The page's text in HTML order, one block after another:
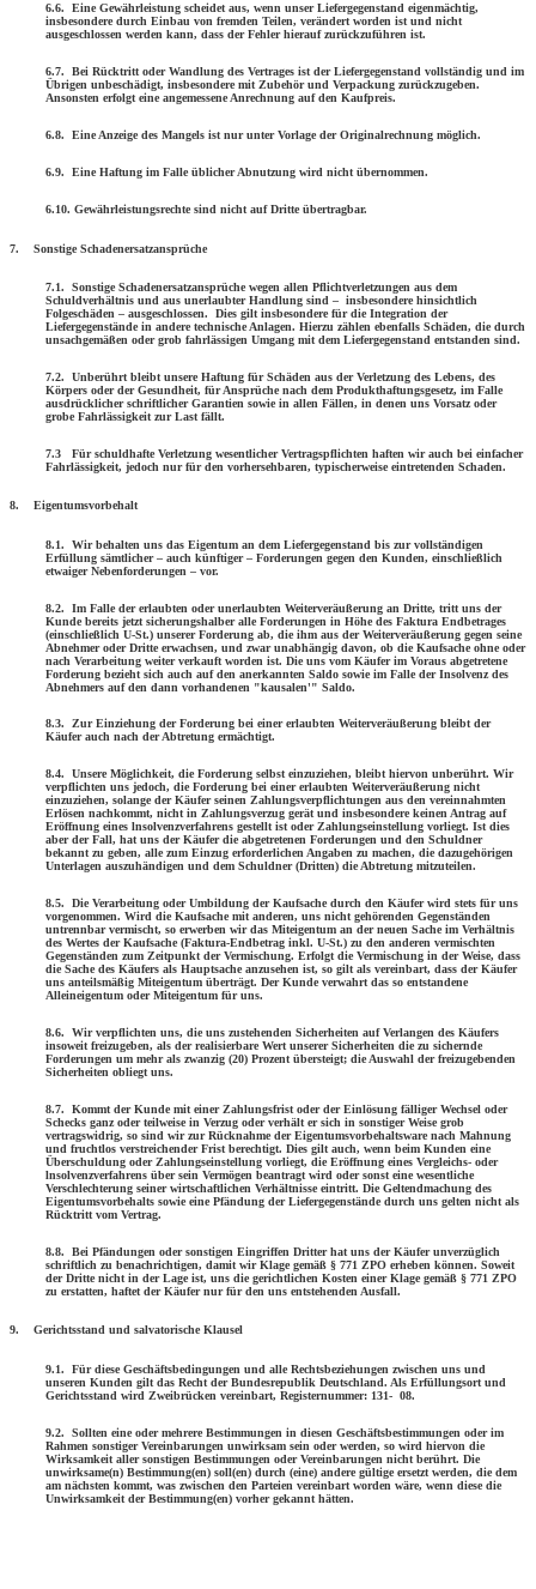
6.6. Eine Gewährleistung scheidet aus, wenn unser Liefergegenstand eigen­mächtig,
insbesondere durch Einbau von fremden Teilen, verändert worden ist und nicht
ausgeschlossen werden kann, dass der Fehler hierauf zurückzuführen ist.
6.7. Bei Rücktritt oder Wandlung des Vertrages ist der Liefergegenstand vollständig und im
Übrigen unbeschädigt, insbesondere mit Zubehör und Verpackung zurückzugeben.
Ansonsten erfolgt eine angemessene Anrechnung auf den Kaufpreis.
6.8. Eine Anzeige des Mangels ist nur unter Vorlage der Originalrechnung möglich.
6.9. Eine Haftung im Falle üblicher Abnutzung wird nicht übernommen.
6.10. Gewährleistungsrechte sind nicht auf Dritte übertragbar.
7. Sonstige Schadenersatzansprüche
7.1. Sonstige Schadenersatzansprüche wegen allen Pflichtverletzungen aus dem
Schuldverhältnis und aus unerlaubter Handlung sind – insbesondere hinsichtlich
Folgeschäden – ausgeschlossen. Dies gilt insbesondere für die Integration der
Liefergegenstände in andere technische Anlagen. Hierzu zählen ebenfalls Schäden, die durch
unsachgemäßen oder grob fahrlässigen Umgang mit dem Liefer­gegenstand entstanden sind.
7.2. Unberührt bleibt unsere Haftung für Schäden aus der Verletzung des Lebens, des
Körpers oder der Gesundheit, für Ansprüche nach dem Produkthaftungsgesetz, im Falle
ausdrücklicher schriftlicher Garantien sowie in allen Fällen, in denen uns Vorsatz oder
grobe Fahrlässigkeit zur Last fällt.
7.3 Für schuldhafte Verletzung wesentlicher Vertragspflichten haften wir auch bei einfacher
Fahrlässigkeit, jedoch nur für den vorhersehbaren, typischerweise eintretenden Schaden.
8. Eigentumsvorbehalt
8.1. Wir behalten uns das Eigentum an dem Liefergegenstand bis zur vollständigen
Erfüllung sämtlicher – auch künftiger – Forderungen gegen den Kunden, einschließlich
etwaiger Nebenforderungen – vor.
8.2. Im Falle der erlaubten oder unerlaubten Weiterveräußerung an Dritte, tritt uns der
Kunde bereits jetzt sicherungshalber alle Forderungen in Höhe des Faktura Endbetrages
(einschließlich U-St.) unserer Forderung ab, die ihm aus der Weiterveräußerung gegen seine
Abnehmer oder Dritte erwach­sen, und zwar unabhängig davon, ob die Kaufsache ohne oder
nach Verarbeitung weiter verkauft worden ist. Die uns vom Käufer im Voraus abgetretene
Forderung bezieht sich auch auf den aner­kann­ten Saldo sowie im Falle der Insolvenz des
Abnehmers auf den dann vorhandenen "kausalen'" Saldo.
8.3. Zur Einziehung der Forderung bei einer erlaubten Weiterveräußerung bleibt der
Käufer auch nach der Abtretung ermächtigt.
8.4. Unsere Möglichkeit, die Forderung selbst einzuziehen, bleibt hiervon unberührt. Wir
verpflichten uns jedoch, die Forderung bei einer erlaub­ten Weiterveräußerung nicht
einzuziehen, solange der Käufer seinen Zahlungsverpflichtungen aus den vereinnahmten
Erlösen nach­­kommt, nicht in Zahlungsverzug gerät und insbesondere keinen Antrag auf
Eröffnung eines lnsolvenzverfahrens gestellt ist oder Zahlungs­­einstellung vorliegt. Ist dies
aber der Fall, hat uns der Käufer die abgetretenen Forderungen und den Schuldner
bekannt zu geben, alle zum Einzug erforderlichen Angaben zu machen, die dazugehörigen
Unterlagen auszuhändigen und dem Schuldner (Dritten) die Abtretung mitzuteilen.
8.5. Die Verarbeitung oder Umbildung der Kaufsache durch den Käufer wird stets für uns
vorgenommen. Wird die Kaufsache mit anderen, uns nicht gehörenden Gegen­stän­den
untrennbar vermischt, so erwerben wir das Miteigentum an der neuen Sache im Verhältnis
des Wertes der Kaufsache (Faktura-Endbetrag inkl. U-St.) zu den anderen vermischten
Gegenständen zum Zeitpunkt der Vermischung. Erfolgt die Vermischung in der Weise, dass
die Sache des Käufers als Hauptsache anzusehen ist, so gilt als vereinbart, dass der Käufer
uns anteilsmäßig Miteigentum überträgt. Der Kunde verwahrt das so entstandene
Alleineigentum oder Mit­eigen­­tum für uns.
8.6. Wir verpflichten uns, die uns zustehenden Sicherheiten auf Verlangen des Käufers
insoweit freizugeben, als der realisierbare Wert unserer Sicherheiten die zu sichernde
Forderungen um mehr als zwanzig (20) Prozent übersteigt; die Auswahl der freizugebenden
Sicherheiten obliegt uns.
8.7. Kommt der Kunde mit einer Zahlungsfrist oder der Einlösung fälliger Wechsel oder
Schecks ganz oder teilweise in Verzug oder verhält er sich in sonstiger Weise grob
vertragswidrig, so sind wir zur Rücknahme der Eigentumsvorbehaltsware nach Mahnung
und fruchtlos verstreichender Frist berechtigt. Dies gilt auch, wenn beim Kunden eine
Überschuldung oder Zahlungs­ein­stellung vorliegt, die Eröffnung eines Vergleichs- oder
lnsolvenz­ver­fahrens über sein Vermögen beantragt wird oder sonst eine wesent­liche
Verschlechterung seiner wirtschaftlichen Verhältnisse eintritt. Die Geltendmachung des
Eigentumsvorbehalts sowie eine Pfändung der Liefergegenstände durch uns gelten nicht als
Rücktritt vom Vertrag.
8.8. Bei Pfändungen oder sonstigen Eingriffen Dritter hat uns der Käufer unverzüglich
schriftlich zu benachrichtigen, damit wir Klage gemäß § 771 ZPO erheben können. Soweit
der Dritte nicht in der Lage ist, uns die gerichtlichen Kosten einer Klage gemäß § 771 ZPO
zu erstatten, haftet der Käufer nur für den uns entstehenden Ausfall.
9. Gerichtsstand und salvatorische Klausel
9.1. Für diese Geschäftsbedingungen und alle Rechtsbeziehungen zwischen uns und
unseren Kunden gilt das Recht der Bundesrepublik Deutschland. Als Erfüllungsort und
Gerichtsstand wird Zweibrücken vereinbart, Registernummer: 131- 08.
9.2. Sollten eine oder mehrere Bestimmungen in diesen Geschäftsbestimmungen oder im
Rahmen sonstiger Vereinbarungen unwirksam sein oder werden, so wird hiervon die
Wirksamkeit aller sonstigen Bestimmungen oder Vereinbarungen nicht berührt. Die
unwirksame(n) Bestimmung(en) soll(en) durch (eine) andere gültige ersetzt werden, die dem
am nächsten kommt, was zwischen den Parteien vereinbart worden wäre, wenn diese die
Unwirksamkeit der Bestimmung(en) vorher gekannt hätten.